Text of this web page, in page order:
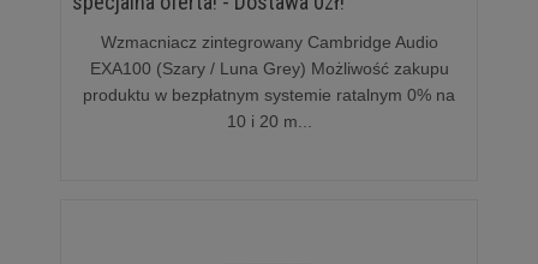
Wzmacniacz zintegrowany Cambridge Audio
EXA100 (Szary / Luna Grey) Możliwość zakupu
produktu w bezpłatnym systemie ratalnym 0% na
10 i 20 m...